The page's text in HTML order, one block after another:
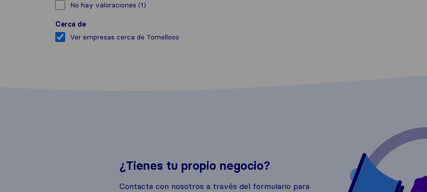
No hay valoraciones (1)
Cerca de
Ver empresas cerca de Tomelloso
¿Tienes tu propio negocio?
Contacta con nosotros a través del formulario para